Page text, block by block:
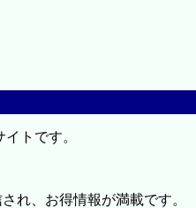
トです。
れ、お得情報が満載です。